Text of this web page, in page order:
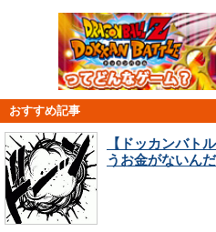
おすすめ記事
【ドッカンバト
うお金がないん